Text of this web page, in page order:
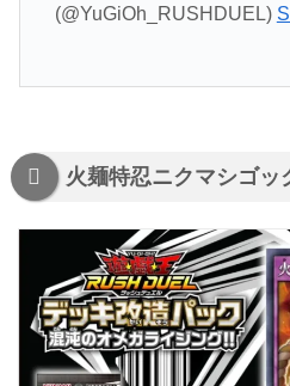
(@YuGiOh_RUSHDUEL)
火麺特忍ニクマシゴッ